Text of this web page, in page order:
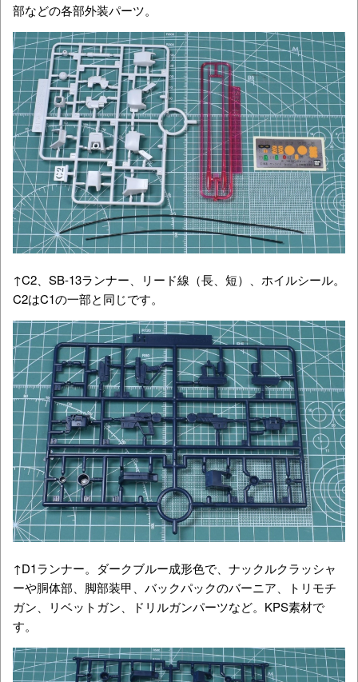
部などの各部外装パーツ。
↑C2、SB-13ランナー、リード線（長、短）、ホイルシール。
C2はC1の一部と同じです。
↑D1ランナー。ダークブルー成形色で、ナックルクラッシャ
ーや胴体部、脚部装甲、バックパックのバーニア、トリモチ
ガン、リベットガン、ドリルガンパーツなど。KPS素材で
す。